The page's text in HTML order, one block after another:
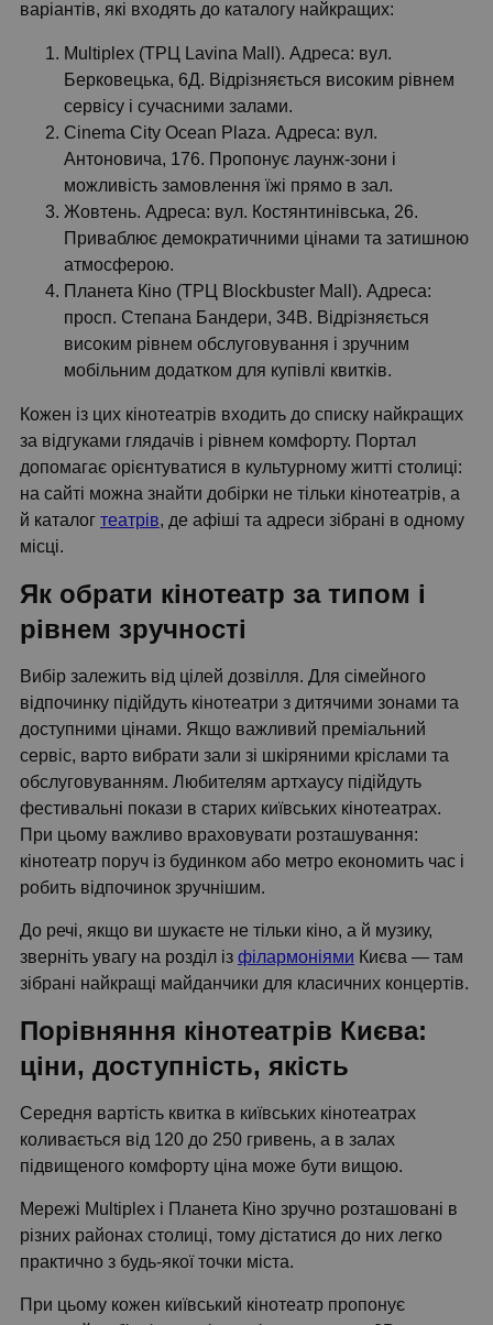
варіантів, які входять до каталогу найкращих:
Multiplex (ТРЦ Lavina Mall). Адреса: вул.
Берковецька, 6Д. Відрізняється високим рівнем
сервісу і сучасними залами.
Cinema City Ocean Plaza. Адреса: вул.
Антоновича, 176. Пропонує лаунж-зони і
можливість замовлення їжі прямо в зал.
Жовтень. Адреса: вул. Костянтинівська, 26.
Приваблює демократичними цінами та затишною
атмосферою.
Планета Кіно (ТРЦ Blockbuster Mall). Адреса:
просп. Степана Бандери, 34В. Відрізняється
високим рівнем обслуговування і зручним
мобільним додатком для купівлі квитків.
Кожен із цих кінотеатрів входить до списку найкращих
за відгуками глядачів і рівнем комфорту. Портал
допомагає орієнтуватися в культурному житті столиці:
на сайті можна знайти добірки не тільки кінотеатрів, а
й каталог театрів, де афіші та адреси зібрані в одному
місці.
Як обрати кінотеатр за типом і
рівнем зручності
Вибір залежить від цілей дозвілля. Для сімейного
відпочинку підійдуть кінотеатри з дитячими зонами та
доступними цінами. Якщо важливий преміальний
сервіс, варто вибрати зали зі шкіряними кріслами та
обслуговуванням. Любителям артхаусу підійдуть
фестивальні покази в старих київських кінотеатрах.
При цьому важливо враховувати розташування:
кінотеатр поруч із будинком або метро економить час і
робить відпочинок зручнішим.
До речі, якщо ви шукаєте не тільки кіно, а й музику,
зверніть увагу на розділ із філармоніями Києва — там
зібрані найкращі майданчики для класичних концертів.
Порівняння кінотеатрів Києва:
ціни, доступність, якість
Середня вартість квитка в київських кінотеатрах
коливається від 120 до 250 гривень, а в залах
підвищеного комфорту ціна може бути вищою.
Мережі Multiplex і Планета Кіно зручно розташовані в
різних районах столиці, тому дістатися до них легко
практично з будь-якої точки міста.
При цьому кожен київський кінотеатр пропонує